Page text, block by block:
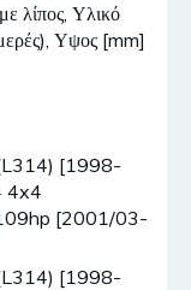
λίπος, Υλικό
Υψος [mm]
[1998-
4x4
[2001/03-
[1998-